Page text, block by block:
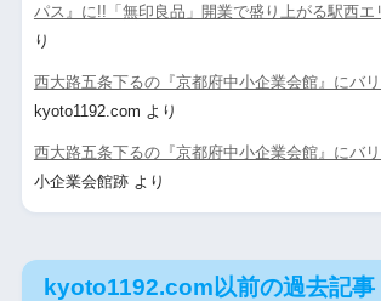
パス』に!!「無印良品」開業で盛り上がる駅西エ
り
西大路五条下るの『京都府中小企業会館』にバ
kyoto1192.com より
西大路五条下るの『京都府中小企業会館』にバ
小企業会館跡より
kyoto1192.com以前の過去記事